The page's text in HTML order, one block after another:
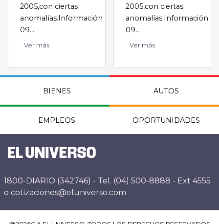
2005,con ciertas
anomalías.Información
09...
Ver más
2005,con ciertas
anomalías.Información
09...
Ver más
BIENES AUTOS
EMPLEOS OPORTUNIDADES
1800-DIARIO (342746) - Tel. (04) 500-8888 - Ext 4555
o cotizaciones@eluniverso.com